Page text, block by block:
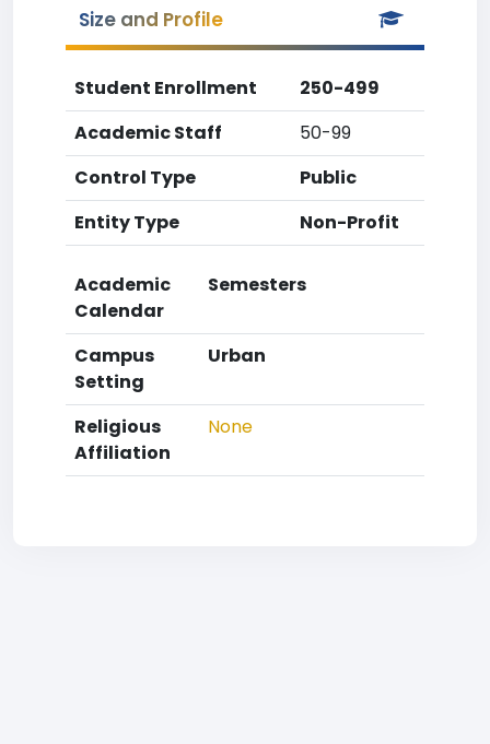
Size and Profile
Student Enrollment
250-499
Academic Staff
50-99
Control Type
Public
Entity Type
Non-Profit
Academic
Calendar
Semesters
Campus
Setting
Urban
Religious
Affiliation
None